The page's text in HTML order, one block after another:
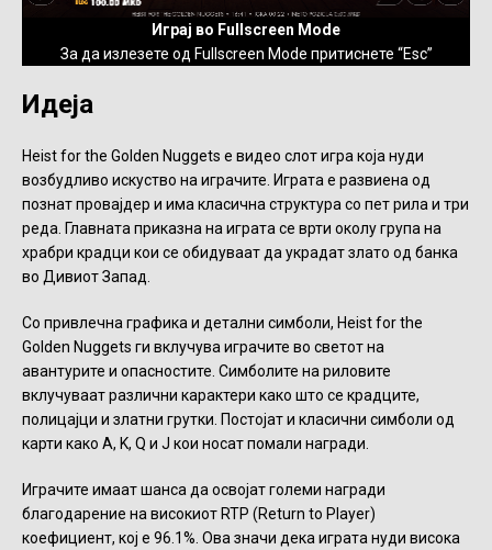
Играј во Fullscreen Mode
За да излезете од Fullscreen Mode притиснете “Esc”
Идеја
Heist for the Golden Nuggets е видео слот игра која нуди
возбудливо искуство на играчите. Играта е развиена од
познат провајдер и има класична структура со пет рила и три
реда. Главната приказна на играта се врти околу група на
храбри крадци кои се обидуваат да украдат злато од банка
во Дивиот Запад.
Со привлечна графика и детални симболи, Heist for the
Golden Nuggets ги вклучува играчите во светот на
авантурите и опасностите. Симболите на риловите
вклучуваат различни карактери како што се крадците,
полицајци и златни грутки. Постојат и класични симболи од
карти како A, K, Q и J кои носат помали награди.
Играчите имаат шанса да освојат големи награди
благодарение на високиот RTP (Return to Player)
коефициент, кој е 96.1%. Ова значи дека играта нуди висока